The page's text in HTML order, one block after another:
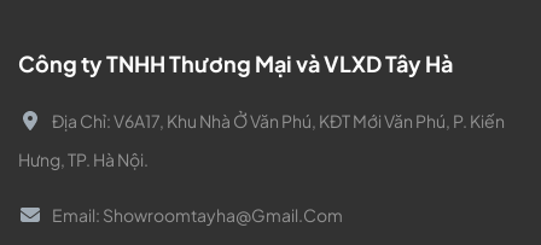
Công ty TNHH Thương Mại và VLXD Tây Hà
Địa Chỉ:V6A17, Khu Nhà Ở Văn Phú, KĐT Mới Văn Phú, P. Kiến
Hưng, TP. Hà Nội.
Email: Showroomtayha@gmail.com